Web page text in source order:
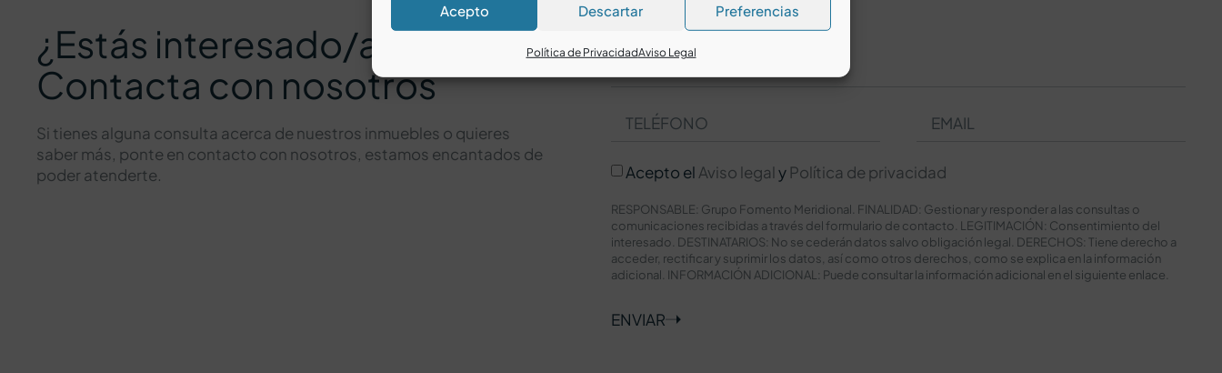
Acepto Descartar Preferencias
Política de PrivacidadAviso Legal
¿Estás interesado/a?
Contacta con nosotros
Si tienes alguna consulta acerca de nuestros inmuebles o quieres
saber más, ponte en contacto con nosotros, estamos encantados de
poder atenderte.
Acepto el Aviso legal y Política de privacidad
RESPONSABLE: Grupo Fomento Meridional. FINALIDAD: Gestionar y responder a las consultas o
comunicaciones recibidas a través del formulario de contacto. LEGITIMACIÓN: Consentimiento del
interesado. DESTINATARIOS: No se cederán datos salvo obligación legal. DERECHOS: Tiene derecho a
acceder, rectificar y suprimir los datos, así como otros derechos, como se explica en la información
adicional. INFORMACIÓN ADICIONAL: Puede consultar la información adicional en el siguiente enlace
ENVIAR